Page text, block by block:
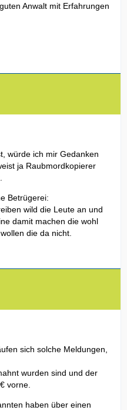
Anwalt mit Erfahrungen
würde ich mir Gedanken
ja Raubmordkopierer
Betrügerei:
wild die Leute an und
damit machen die wohl
die da nicht.
sich solche Meldungen,
wurden sind und der
vorne.
haben über einen